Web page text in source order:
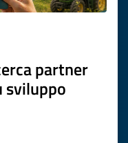
partner
sviluppo